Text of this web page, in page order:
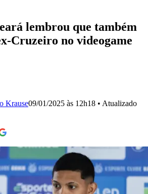
lembrou que também
Cruzeiro no videogame
Krause09/01/2025 às 12h18 • Atualizado